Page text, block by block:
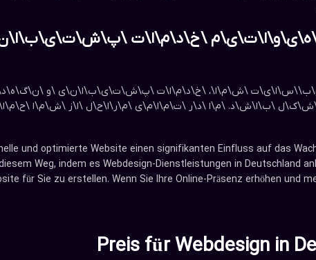
\خ\د\م\ا\ت
\ش\م\ا\، \خ\د\م\ا\ت \پ\ش\ت\ی\ب\ا\ن\ی \و
\ب\ا\ش\د. \م\ا \د\ر \ت\م\ا\م\ی \م\ر\ا\ح\ل \ا\ز \ش\م\ا
und optimierte Website einen signifikanten Einfluss auf das
Weg, indem es Webdesign-Dienstleistungen in Deutschland
für Sie zu erstellen. Wenn Sie Ihre Online-Präsenz erhöhen und
Preis für Webdesign in